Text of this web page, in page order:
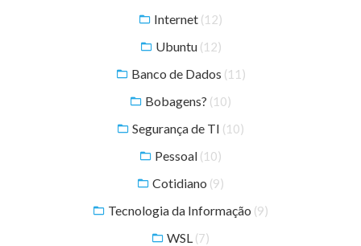
Internet (12)
Ubuntu (12)
Banco de Dados (11)
Bobagens? (10)
Segurança de TI (10)
Pessoal (10)
Cotidiano (9)
Tecnologia da Informação (9)
WSL (7)